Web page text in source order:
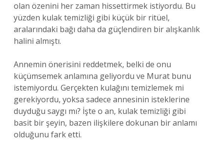
olan özenini her zaman hissettirmek istiyordu. Bu
yüzden kulak temizliği gibi küçük bir ritüel,
aralarındaki bağı daha da güçlendiren bir alışkanlık
halini almıştı.
Annemin önerisini reddetmek, belki de onu
küçümsemek anlamına geliyordu ve Murat bunu
istemiyordu. Gerçekten kulağını temizlemek mi
gerekiyordu, yoksa sadece annesinin isteklerine
duyduğu saygı mı? İşte o an, kulak temizliği gibi
basit bir şeyin, bazen ilişkilere dokunan bir anlamı
olduğunu fark etti.